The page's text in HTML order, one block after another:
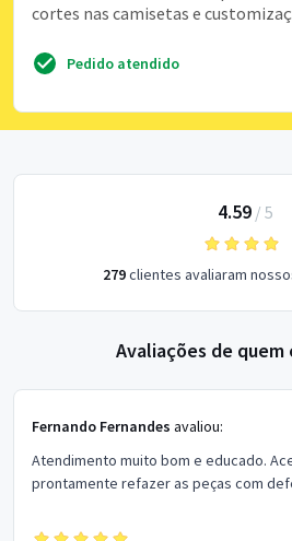
cortes nas camisetas e
Pedido atendido
4.59/ 5
279clientes avaliaram
Avaliações de
Fernando Fernandes avaliou:
Atendimento muito bom e educado.
prontamente refazer as peças com